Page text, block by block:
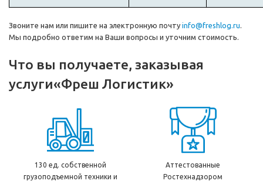
Звоните нам или пишите на электронную почту info@freshlog.ru
Мы подробно ответим на Ваши вопросы и уточним стоимость.
Что вы получаете, заказывая
услуги«Фреш Логистик»
130 ед. собственной
грузоподъемной техники и
Аттестованные
Ростехнадзором